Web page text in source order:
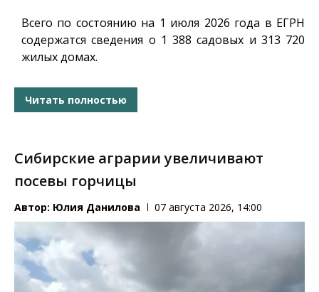
Всего по состоянию на 1 июля 2026 года в ЕГРН
содержатся сведения о 1 388 садовых и 313 720
жилых домах.
Читать полностью
Сибирские аграрии увеличивают
посевы горчицы
Автор: Юлия Данилова 07 августа 2026, 14:00